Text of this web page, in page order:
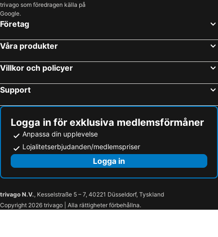
trivago som föredragen källa på
Google.
Företag
Våra produkter
Villkor och policyer
Support
Logga in för exklusiva medlemsförmåner
Anpassa din upplevelse
Lojalitetserbjudanden/medlemspriser
Logga in
trivago N.V., Kesselstraße 5 – 7, 40221 Düsseldorf, Tyskland
Copyright 2026 trivago | Alla rättigheter förbehållna.